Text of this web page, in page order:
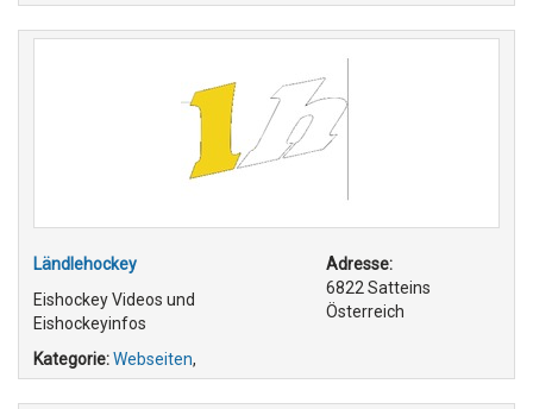
Ländlehockey
Eishockey Videos und
Eishockeyinfos
Adresse:
6822 Satteins
Österreich
Kategorie:Webseiten,